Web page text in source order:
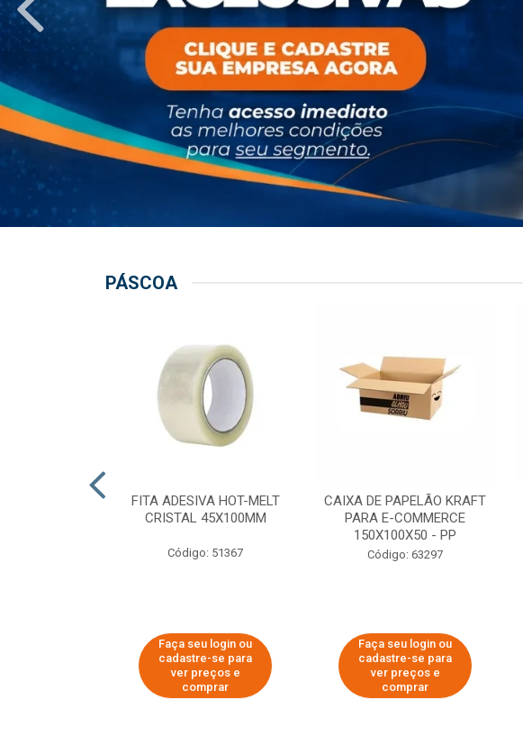
PÁSCOA
FITA ADESIVA HOT-MELT
CRISTAL 45X100MM
Código: 51367
Faça seu login ou
cadastre-se para
ver preços e
comprar
CAIXA DE PAPELÃO KRAFT
PARA E-COMMERCE
150X100X50 - PP
Código: 63297
Faça seu login ou
cadastre-se para
ver preços e
comprar